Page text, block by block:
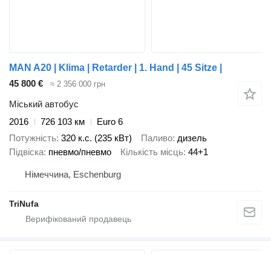
MAN A20 | Klima | Retarder | 1. Hand | 45 Sitze |
45 800 €
≈ 2 356 000 грн
Міський автобус
2016
726 103 км
Euro 6
Потужність 320 к.с. (235 кВт) Паливо дизель
Підвіска пневмо/пневмо Кількість місць 44+1
Німеччина, Eschenburg
TriNufa